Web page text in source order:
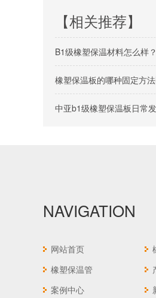
【相关推荐】
B1级橡塑保温材料怎么样？
橡塑保温板的哪种固定方
中亚b1级橡塑保温板日常
NAVIGATION
网站首页
橡塑保温管
案例中心